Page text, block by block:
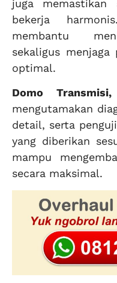
juga memastikan
bekerja
membantu
sekaligus
optimal.
Domo
mengutamakan
detail, serta
yang diberikan
mampu
secara maksimal.